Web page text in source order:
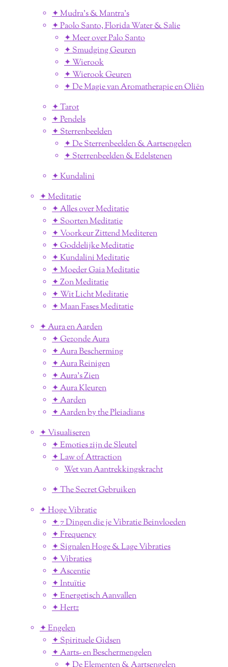
✦ Mudra's & Mantra's
✦ Paolo Santo, Florida Water & Salie
✦ Meer over Palo Santo
✦ Smudging Geuren
✦ Wierook
✦ Wierook Geuren
✦ De Magie van Aromatherapie en Oliën
✦ Tarot
✦ Pendels
✦ Sterrenbeelden
✦ De Sterrenbeelden & Aartsengelen
✦ Sterrenbeelden & Edelstenen
✦ Kundalini
✦ Meditatie
✦ Alles over Meditatie
✦ Soorten Meditatie
✦ Voorkeur Zittend Mediteren
✦ Goddelijke Meditatie
✦ Kundalini Meditatie
✦ Moeder Gaia Meditatie
✦ Zon Meditatie
✦ Wit Licht Meditatie
✦ Maan Fases Meditatie
✦ Aura en Aarden
✦ Gezonde Aura
✦ Aura Bescherming
✦ Aura Reinigen
✦ Aura's Zien
✦ Aura Kleuren
✦ Aarden
✦ Aarden by the Pleiadians
✦ Visualiseren
✦ Emoties zijn de Sleutel
✦ Law of Attraction
Wet van Aantrekkingskracht
✦ The Secret Gebruiken
✦ Hoge Vibratie
✦ 7 Dingen die je Vibratie Beinvloeden
✦ Frequency
✦ Signalen Hoge & Lage Vibraties
✦ Vibraties
✦ Ascentie
✦ Intuïtie
✦ Energetisch Aanvallen
✦ Hertz
✦ Engelen
✦ Spirituele Gidsen
✦ Aarts- en Beschermengelen